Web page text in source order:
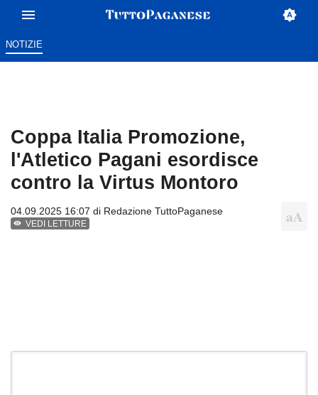
NOTIZIE
Coppa Italia Promozione,
l'Atletico Pagani esordisce
contro la Virtus Montoro
04.09.2025 16:07 di Redazione TuttoPaganese
VEDI LETTURE